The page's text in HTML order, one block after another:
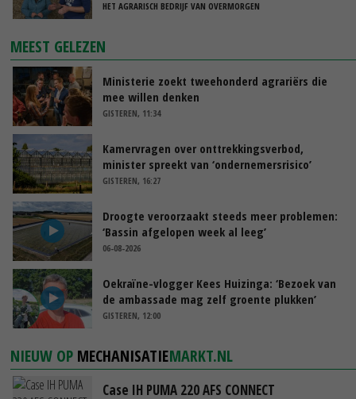
HET AGRARISCH BEDRIJF VAN OVERMORGEN
MEEST GELEZEN
Ministerie zoekt tweehonderd agrariërs die
mee willen denken
GISTEREN, 11:34
Kamervragen over onttrekkingsverbod,
minister spreekt van ‘ondernemersrisico’
GISTEREN, 16:27
Droogte veroorzaakt steeds meer problemen:
‘Bassin afgelopen week al leeg’
06-08-2026
Oekraïne-vlogger Kees Huizinga: ‘Bezoek van
de ambassade mag zelf groente plukken’
GISTEREN, 12:00
NIEUW OP MECHANISATIEMARKT.NL
Case IH PUMA 220 AFS CONNECT